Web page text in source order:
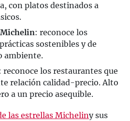
con platos destinados a
Michelin: reconoce los
sostenibles y de
ambiente.
reconoce los restaurantes que
relación calidad-precio. Alto
a un precio asequible.
las estrellas Micheliny sus